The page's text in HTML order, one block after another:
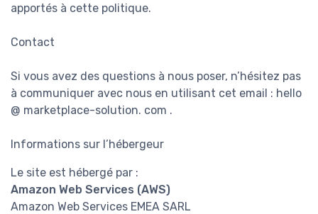
apportés à cette politique.
Contact
Si vous avez des questions à nous poser, n’hésitez pas
à communiquer avec nous en utilisant cet email : hello
@ marketplace-solution. com .
Informations sur l’hébergeur
Le site est hébergé par :
Amazon Web Services (AWS)
Amazon Web Services EMEA SARL